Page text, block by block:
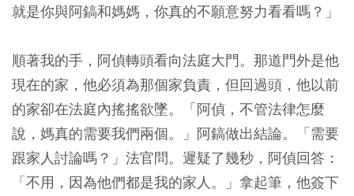
就是你與阿鎬和媽媽，你真的不願意努力看看嗎？」
順著我的手，阿偵轉頭看向法庭大門。那道門外是他
現在的家，他必須為那個家負責，但回過頭，他以前
的家卻在法庭內搖搖欲墜。「阿偵，不管法律怎麼
說，媽真的需要我們兩個。」阿鎬做出結論。「需要
跟家人討論嗎？」法官問。遲疑了幾秒，阿偵回答：
「不用，因為他們都是我的家人。」拿起筆，他簽下